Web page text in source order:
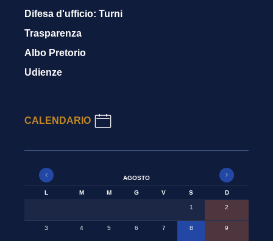
Difesa d'ufficio: Turni
Trasparenza
Albo Pretorio
Udienze
CALENDARIO
AGOSTO
L M M G V S D
1 2
3 4 5 6 7 8 9